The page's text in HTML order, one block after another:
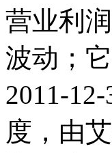
营业利
波动；
2011-
度，由